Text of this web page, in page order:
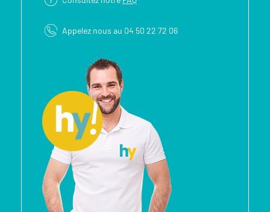
Appelez nous au 04 50 22 72 06